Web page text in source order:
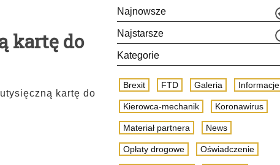
kartę do
kartę do
Najnowsze
Najstarsze
Kategorie
Brexit FTD Galeria Informacje
Kierowca-mechanik Koronawirus
Materiał partnera News
Opłaty drogowe Oświadczenie